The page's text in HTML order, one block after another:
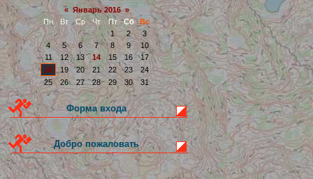
« Январь 2016 »
Пн
Вт Ср Чт Пт Сб
Вс
1
2
3
4
5 6 7 8 9
10
11
12 13 14 15 16
17
18
19 20 21 22 23
24
25
26 27 28 29 30 31
Форма входа
Добро пожаловать